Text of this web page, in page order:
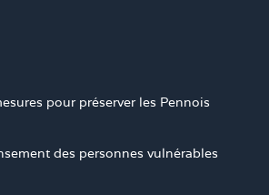
pour préserver les Pennois
des personnes vulnérables